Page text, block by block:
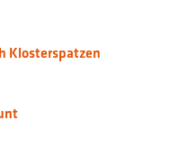
Klosterspatzen